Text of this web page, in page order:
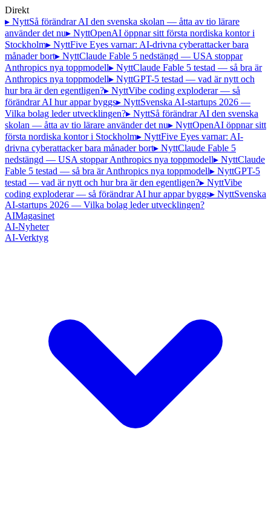
Direkt
▸ NyttSå förändrar AI den svenska skolan — åtta av tio lärare
använder det nu▸ NyttOpenAI öppnar sitt första nordiska kontor i
Stockholm▸ NyttFive Eyes varnar: AI-drivna cyberattacker bara
månader bort▸ NyttClaude Fable 5 nedstängd — USA stoppar
Anthropics nya toppmodell▸ NyttClaude Fable 5 testad — så bra är
Anthropics nya toppmodell▸ NyttGPT-5 testad — vad är nytt och
hur bra är den egentligen?▸ NyttVibe coding exploderar — så
förändrar AI hur appar byggs▸ NyttSvenska AI-startups 2026 —
Vilka bolag leder utvecklingen?▸ NyttSå förändrar AI den svenska
skolan — åtta av tio lärare använder det nu▸ NyttOpenAI öppnar sitt
första nordiska kontor i Stockholm▸ NyttFive Eyes varnar: AI-
drivna cyberattacker bara månader bort▸ NyttClaude Fable 5
nedstängd — USA stoppar Anthropics nya toppmodell▸ NyttClaude
Fable 5 testad — så bra är Anthropics nya toppmodell▸ NyttGPT-5
testad — vad är nytt och hur bra är den egentligen?▸ NyttVibe
coding exploderar — så förändrar AI hur appar byggs▸ NyttSvenska
AI-startups 2026 — Vilka bolag leder utvecklingen?
AIMagasinet
AI-Nyheter
AI-Verktyg